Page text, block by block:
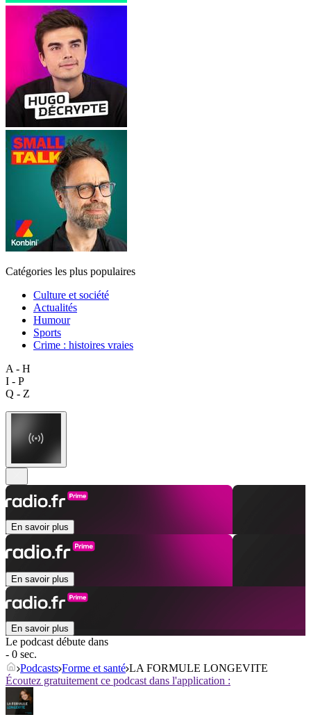
Catégories les plus populaires
Culture et société
Actualités
Humour
Sports
Crime : histoires vraies
A - H
I - P
Q - Z
En savoir plus
En savoir plus
En savoir plus
Le podcast débute dans
- 0 sec.
Podcasts Forme et santé LA FORMULE LONGEVITE
Écoutez gratuitement ce podcast dans l'application :